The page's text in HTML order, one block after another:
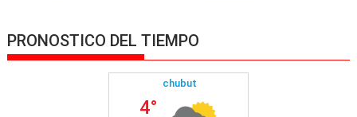
PRONOSTICO DEL TIEMPO